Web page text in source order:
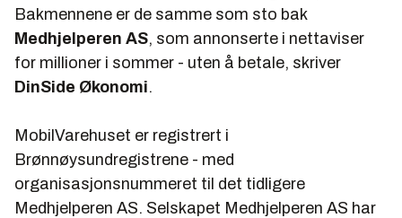
Bakmennene er de samme som sto bak
Medhjelperen AS, som annonserte i nettaviser
for millioner i sommer - uten å betale, skriver
DinSide Økonomi.
MobilVarehuset er registrert i
Brønnøysundregistrene - med
organisasjonsnummeret til det tidligere
Medhjelperen AS. Selskapet Medhjelperen AS har